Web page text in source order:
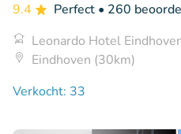
9.4 Perfect • 260
Leonardo Hotel
Eindhoven (30km)
Verkocht: 33